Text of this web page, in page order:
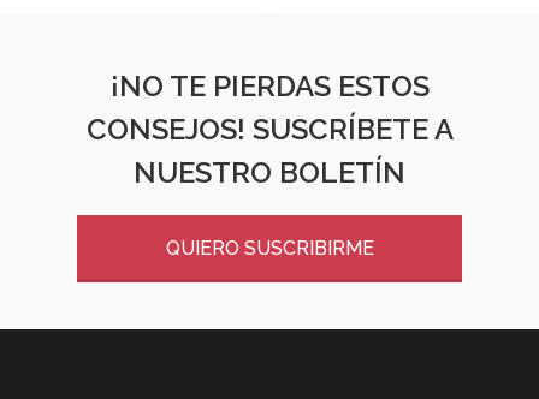
¡NO TE PIERDAS ESTOS
CONSEJOS! SUSCRÍBETE A
NUESTRO BOLETÍN
QUIERO SUSCRIBIRME